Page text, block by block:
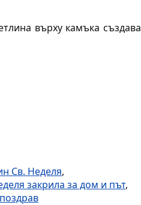
върху камъка създава
Св. Неделя,
закрила за дом и път,